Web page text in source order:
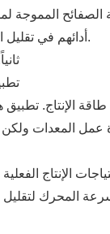
الصفائح
أدائهم في تقليل استهلاك الطاقة والتلوث البيئي.
1.
الإنتاج. تطبيق
الإنتاج